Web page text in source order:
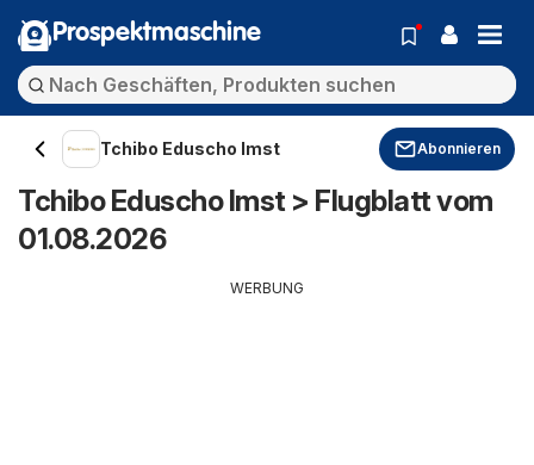
Prospektmaschine
Tchibo Eduscho Imst Abonnieren
Tchibo Eduscho Imst > Flugblatt vom
01.08.2026
WERBUNG